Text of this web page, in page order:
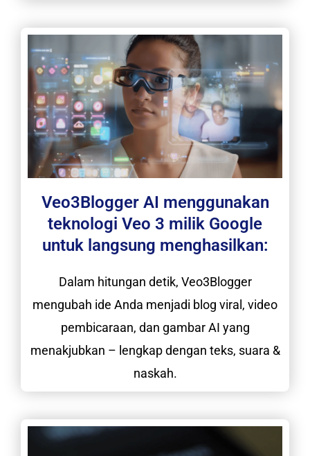
Veo3Blogger AI menggunakan
teknologi Veo 3 milik Google
untuk langsung menghasilkan:
Dalam hitungan detik, Veo3Blogger
mengubah ide Anda menjadi blog viral, video
pembicaraan, dan gambar AI yang
menakjubkan – lengkap dengan teks, suara &
naskah.